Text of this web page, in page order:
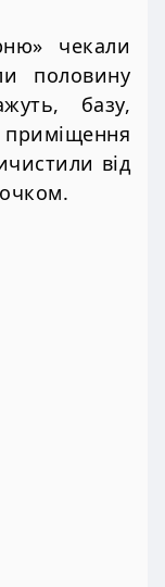
чекали
половину
базу,
від